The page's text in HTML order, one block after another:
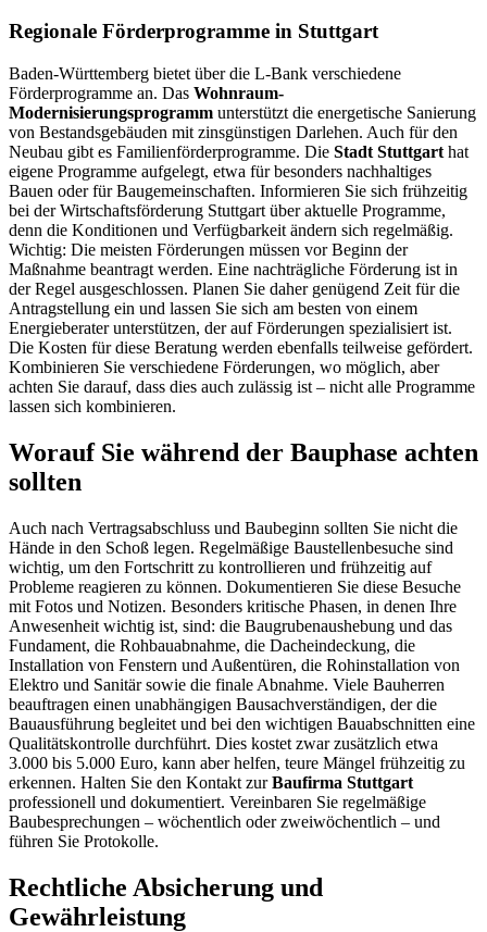
Regionale Förderprogramme in Stuttgart
Baden-Württemberg bietet über die L-Bank verschiedene
Förderprogramme an. Das Wohnraum-
Modernisierungsprogramm unterstützt die energetische Sanierung
von Bestandsgebäuden mit zinsgünstigen Darlehen. Auch für den
Neubau gibt es Familienförderprogramme. Die Stadt Stuttgart hat
eigene Programme aufgelegt, etwa für besonders nachhaltiges
Bauen oder für Baugemeinschaften. Informieren Sie sich frühzeitig
bei der Wirtschaftsförderung Stuttgart über aktuelle Programme,
denn die Konditionen und Verfügbarkeit ändern sich regelmäßig.
Wichtig: Die meisten Förderungen müssen vor Beginn der
Maßnahme beantragt werden. Eine nachträgliche Förderung ist in
der Regel ausgeschlossen. Planen Sie daher genügend Zeit für die
Antragstellung ein und lassen Sie sich am besten von einem
Energieberater unterstützen, der auf Förderungen spezialisiert ist.
Die Kosten für diese Beratung werden ebenfalls teilweise gefördert.
Kombinieren Sie verschiedene Förderungen, wo möglich, aber
achten Sie darauf, dass dies auch zulässig ist – nicht alle Programme
lassen sich kombinieren.
Worauf Sie während der Bauphase achten
sollten
Auch nach Vertragsabschluss und Baubeginn sollten Sie nicht die
Hände in den Schoß legen. Regelmäßige Baustellenbesuche sind
wichtig, um den Fortschritt zu kontrollieren und frühzeitig auf
Probleme reagieren zu können. Dokumentieren Sie diese Besuche
mit Fotos und Notizen. Besonders kritische Phasen, in denen Ihre
Anwesenheit wichtig ist, sind: die Baugrubenaushebung und das
Fundament, die Rohbauabnahme, die Dacheindeckung, die
Installation von Fenstern und Außentüren, die Rohinstallation von
Elektro und Sanitär sowie die finale Abnahme. Viele Bauherren
beauftragen einen unabhängigen Bausachverständigen, der die
Bauausführung begleitet und bei den wichtigen Bauabschnitten eine
Qualitätskontrolle durchführt. Dies kostet zwar zusätzlich etwa
3.000 bis 5.000 Euro, kann aber helfen, teure Mängel frühzeitig zu
erkennen. Halten Sie den Kontakt zurBaufirma Stuttgart
professionell und dokumentiert. Vereinbaren Sie regelmäßige
Baubesprechungen – wöchentlich oder zweiwöchentlich – und
führen Sie Protokolle.
Rechtliche Absicherung und
Gewährleistung